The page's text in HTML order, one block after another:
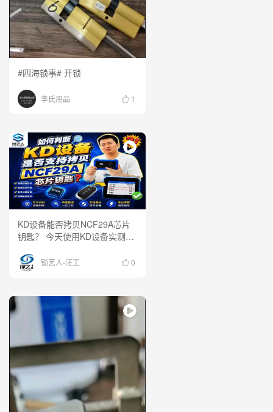
#四海锁事# 开锁
李氏用品 1
KD设备能否拷贝NCF29A芯片
钥匙？ 今天使用KD设备实测演
情况、检测设备功能，快速判断
是否支持拷贝NCF29A芯片。
锁艺人-汪工 0